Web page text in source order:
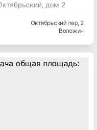
дом 2
Октябрьский пер, 2
Воложин